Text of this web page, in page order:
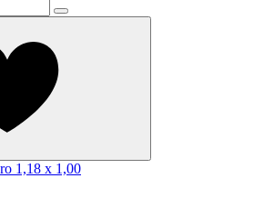
1,18 x 1,00